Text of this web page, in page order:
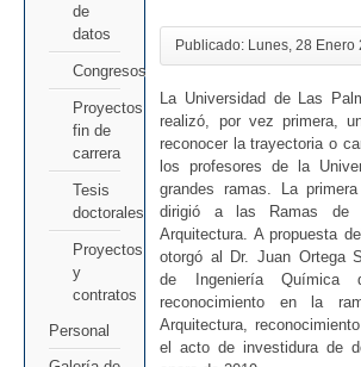
de
datos
Congresos
Proyectos
fin de
carrera
Tesis
doctorales
Proyectos
y
contratos
Personal
Publicado: Lunes, 28 Enero
La Universidad de Las
realizó, por vez primera,
reconocer la trayectoria o
los profesores de la
grandes ramas. La
dirigió a las Ramas de
Arquitectura. A propuesta
otorgó al Dr. Juan Ortega
de Ingeniería
reconocimiento en la
Arquitectura,
el acto de investidura de